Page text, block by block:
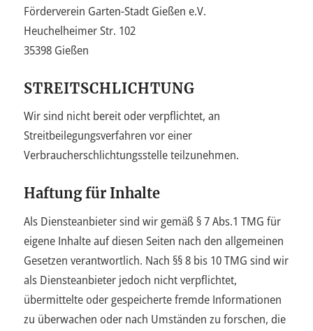
Förderverein Garten-Stadt Gießen e.V.
Heuchelheimer Str. 102
35398 Gießen
STREITSCHLICHTUNG
Wir sind nicht bereit oder verpflichtet, an
Streitbeilegungsverfahren vor einer
Verbraucherschlichtungsstelle teilzunehmen.
Haftung für Inhalte
Als Diensteanbieter sind wir gemäß § 7 Abs.1 TMG für
eigene Inhalte auf diesen Seiten nach den allgemeinen
Gesetzen verantwortlich. Nach §§ 8 bis 10 TMG sind wir
als Diensteanbieter jedoch nicht verpflichtet,
übermittelte oder gespeicherte fremde Informationen
zu überwachen oder nach Umständen zu forschen, die